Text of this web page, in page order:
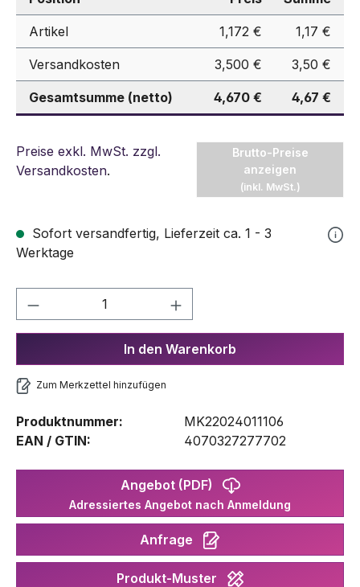
Artikel 1,172 € 1,17 €
Versandkosten 3,500 € 3,50 €
Gesamtsumme (netto) 4,670 € 4,67 €
Preise exkl. MwSt. zzgl.
Versandkosten.
Brutto-Preise
anzeigen
(inkl. MwSt.)
Sofort versandfertig, Lieferzeit ca. 1 - 3
Werktage
Produkt Anzahl: Gib den
In den Warenkorb
Zum Merkzettel hinzufügen
Produktnummer:
MK22024011106
EAN / GTIN:
4070327277702
Angebot (PDF)
Adressiertes Angebot nach Anmeldung
Anfrage
Produkt-Muster